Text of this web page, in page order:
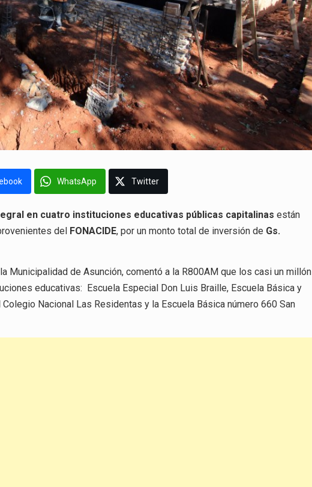
WhatsApp Twitter
en cuatro instituciones educativas públicas capitalinas están
del FONACIDE, por un monto total de inversión de Gs.
Municipalidad de Asunción, comentó a la R800AM que los casi un millón
educativas: Escuela Especial Don Luis Braille, Escuela Básica y
Nacional Las Residentas y la Escuela Básica número 660 San